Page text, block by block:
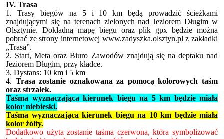
IV. Trasa
1. Trasy biegów na 5 i 10 km będą prowadzić ścieżkami
znajdującymi się na terenach zielonych nad Jeziorem Długim w
Olsztynie. Dokładną mapę biegu oraz plik gpx będzie można
pobrać ze strony internetowej www.zadyszka.olsztyn.pl z zakładki
„Trasa”.
2. Start, Meta oraz Biuro Zawodów znajdują się na deptaku nad
Jeziorem Długim, przy kładce.
3. Dystans: 10 km i 5 km
4. Trasa zostanie oznakowana za pomocą kolorowych taśm
oraz strzałek.
Taśma wyznaczająca kierunek biegu na 5 km będzie miała
kolor niebieski.
Taśma wyznaczająca kierunek biegu na 10 km będzie miała
kolor żółty.
Dodatkowo użyta zostanie taśma czerwona, która symbolizować